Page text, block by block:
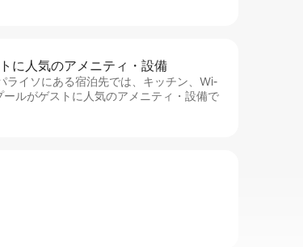
に人⁠気⁠のア⁠メ⁠ニ⁠テ⁠ィ・設⁠備
ライソにある宿泊先では、キッチン、Wi-
ールがゲストに人気のアメニティ・設備で